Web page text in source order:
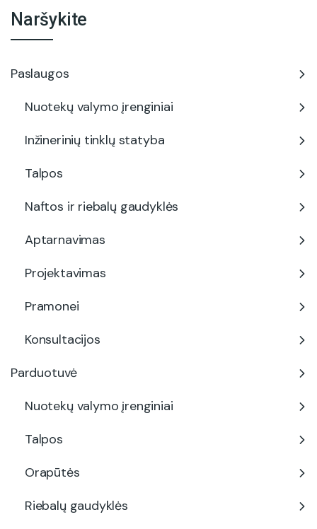
Naršykite
Paslaugos
Nuotekų valymo įrenginiai
Inžinerinių tinklų statyba
Talpos
Naftos ir riebalų gaudyklės
Aptarnavimas
Projektavimas
Pramonei
Konsultacijos
Parduotuvė
Nuotekų valymo įrenginiai
Talpos
Orapūtės
Riebalų gaudyklės